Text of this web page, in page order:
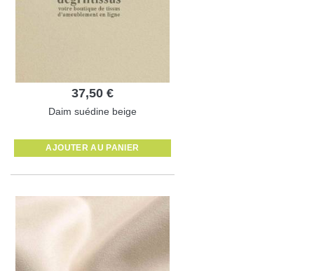
37,50 €
Daim suédine beige
AJOUTER AU PANIER